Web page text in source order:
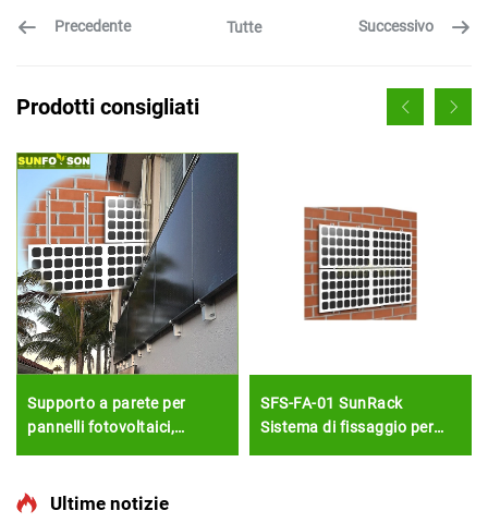
Precedente Tutte Successivo
Prodotti consigliati
Supporto a parete per
pannelli fotovoltaici,
parete, installazione
SFS-FA-01 SunRack
Sistema di fissaggio per
Ultime notizie